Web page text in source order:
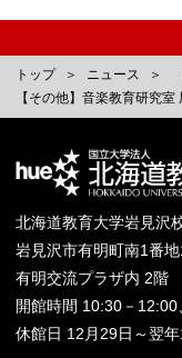
トップ
ニュース
【その他】音楽教育研究
北海道教育大学岩見沢
岩見沢市有明町南1番地
有明交流プラザ内 2階
開館時間 10:30－
休館日 12月29日～翌年